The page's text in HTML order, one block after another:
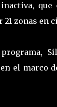
zonas en
el marco